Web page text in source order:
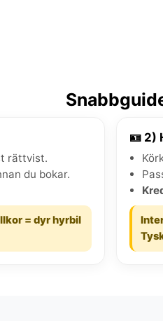
rättvist.
du bokar.
= dyr hyrbil
🪪 2)